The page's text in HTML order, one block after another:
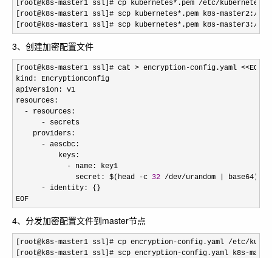
[root@k8s-master1 ssl]# cp kubernetes*.pem /etc/kubernetes/
[root@k8s-master1 ssl]# scp kubernetes*.pem k8s-master2:/
[root@k8s-master1 ssl]# scp kubernetes*.pem k8s-master3:/
3、创建加密配置文件
[root@k8s-master1 ssl]# cat > encryption-config.yaml <<EOF
kind: EncryptionConfig
apiVersion: v1
resources:
- resources:
- secrets
    providers:
- aescbc:
          keys:
- name: key1
              secret: $(head
-c 32 /dev/urandom |
base64)
- identity: {}
EOF
4、分发加密配置文件到master节点
[root@k8s-master1 ssl]# cp encryption-config.yaml /etc/
[root@k8s-master1 ssl]# scp encryption-config.yaml k8s-